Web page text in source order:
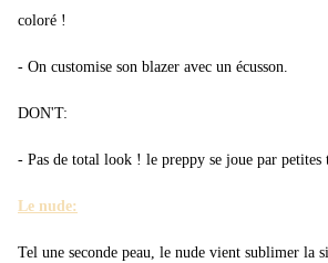
coloré !
- On customise son blazer avec un écusson.
DON'T:
- Pas de total look ! le preppy se joue par petites
Le nude:
Tel une seconde peau, le nude vient sublimer la